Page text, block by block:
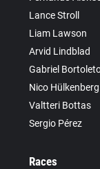
Lance Stroll
Liam Lawson
Arvid Lindblad
Gabriel
Nico Hülkenberg
Valtteri Bottas
Sergio Pérez
Races